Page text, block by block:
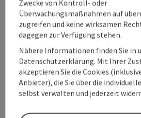
Eignung
Barrierefreiheit
Zwecke von Kontroll- oder
Überwachungsmaßnahmen auf
zugreifen und keine wirksamen
dagegen zur Verfügung stehen.
Nähere Informationen finden Sie in
Datenschutzerklärung. Mit Ihrer
akzeptieren Sie die Cookies
Anbieter), die Sie über die
selbst verwalten und jederzeit